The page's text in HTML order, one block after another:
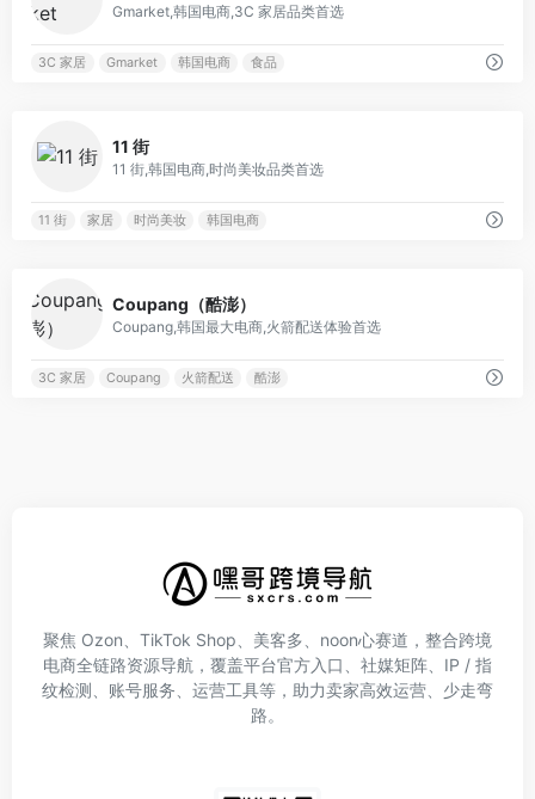
Gmarket,韩国电商,3C 家居品类首选
3C 家居 Gmarket 韩国电商 食品
11 街
11 街,韩国电商,时尚美妆品类首选
11 街 家居 时尚美妆 韩国电商
Coupang（酷澎）
Coupang,韩国最大电商,火箭配送体验首选
3C 家居 Coupang 火箭配送 酷澎
聚焦 Ozon、TikTok Shop、美客多、noon心赛道，整合跨境
电商全链路资源导航，覆盖平台官方入口、社媒矩阵、IP / 指
纹检测、账号服务、运营工具等，助力卖家高效运营、少走弯
路。